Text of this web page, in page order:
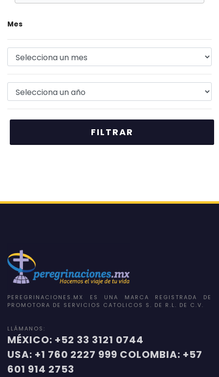
Mes
PEREGRINACIONES.MX ES UNA MARCA REGISTRADA DE
PROMOTORA DE SERVICIOS CATOLICOS S. DE R.L. DE C.V.
LLÁMANOS:
MÉXICO: +52 33 3121 0744
USA: +1 760 2227 999 COLOMBIA: +57
601 914 2753